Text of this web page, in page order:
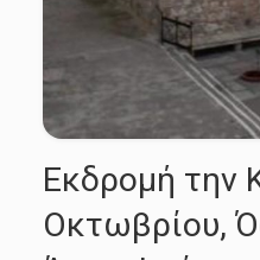
Εκδρομή την
Οκτωβρίου,